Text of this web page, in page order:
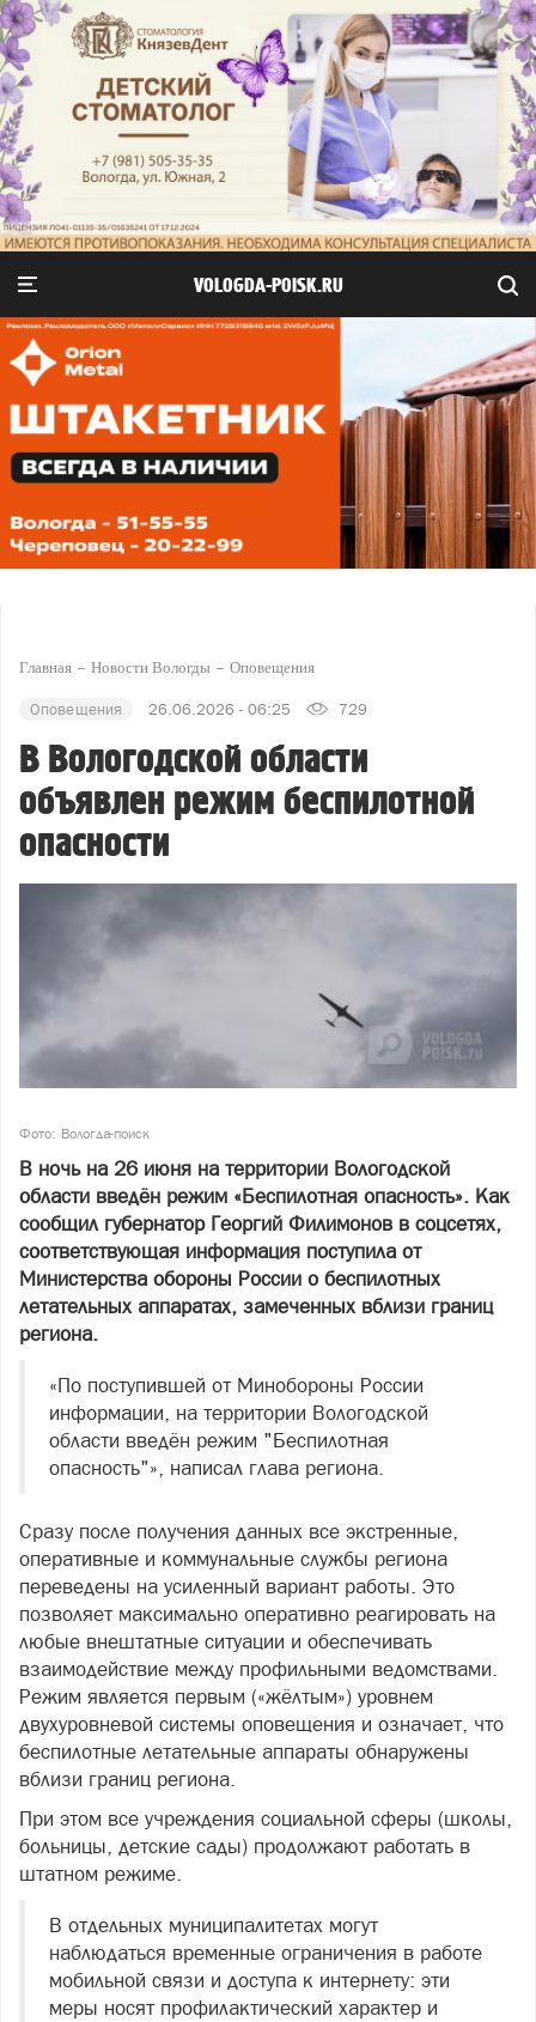
VOLOGDA-POISK.RU
Главная Новости Вологды Оповещения
Оповещения 26.06.2026 - 06:25 729
В Вологодской области
объявлен режим беспилотной
опасности
Фото: Вологда-поиск
В ночь на 26 июня на территории Вологодской
области введён режим «Беспилотная опасность». Как
сообщил губернатор Георгий Филимонов в соцсетях,
соответствующая информация поступила от
Министерства обороны России о беспилотных
летательных аппаратах, замеченных вблизи границ
региона.
«По поступившей от Минобороны России
информации, на территории Вологодской
области введён режим "Беспилотная
опасность"», написал глава региона.
Сразу после получения данных все экстренные,
оперативные и коммунальные службы региона
переведены на усиленный вариант работы. Это
позволяет максимально оперативно реагировать на
любые внештатные ситуации и обеспечивать
взаимодействие между профильными ведомствами.
Режим является первым («жёлтым») уровнем
двухуровневой системы оповещения и означает, что
беспилотные летательные аппараты обнаружены
вблизи границ региона.
При этом все учреждения социальной сферы (школы,
больницы, детские сады) продолжают работать в
штатном режиме.
В отдельных муниципалитетах могут
наблюдаться временные ограничения в работе
мобильной связи и доступа к интернету: эти
меры носят профилактический характер и